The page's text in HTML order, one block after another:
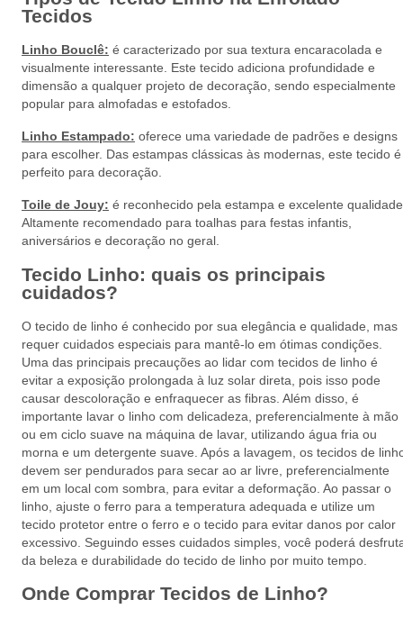
Tecidos
Linho Bouclê: é caracterizado por sua textura encaracolada e
visualmente interessante. Este tecido adiciona profundidade e
dimensão a qualquer projeto de decoração, sendo especialmente
popular para almofadas e estofados.
Linho Estampado: oferece uma variedade de padrões e designs
para escolher. Das estampas clássicas às modernas, este tecido é
perfeito para decoração.
Toile de Jouy: é reconhecido pela estampa e excelente
Altamente recomendado para toalhas para festas infantis,
aniversários e decoração no geral.
Tecido Linho: quais os principais
cuidados?
O tecido de linho é conhecido por sua elegância e qualidade, mas
requer cuidados especiais para mantê-lo em ótimas condições.
Uma das principais precauções ao lidar com tecidos de linho é
evitar a exposição prolongada à luz solar direta, pois isso pode
causar descoloração e enfraquecer as fibras. Além disso, é
importante lavar o linho com delicadeza, preferencialmente à mão
ou em ciclo suave na máquina de lavar, utilizando água fria ou
morna e um detergente suave. Após a lavagem, os tecidos de
devem ser pendurados para secar ao ar livre, preferencialmente
em um local com sombra, para evitar a deformação. Ao passar o
linho, ajuste o ferro para a temperatura adequada e utilize um
tecido protetor entre o ferro e o tecido para evitar danos por calor
excessivo. Seguindo esses cuidados simples, você poderá
da beleza e durabilidade do tecido de linho por muito tempo.
Onde Comprar Tecidos de Linho?